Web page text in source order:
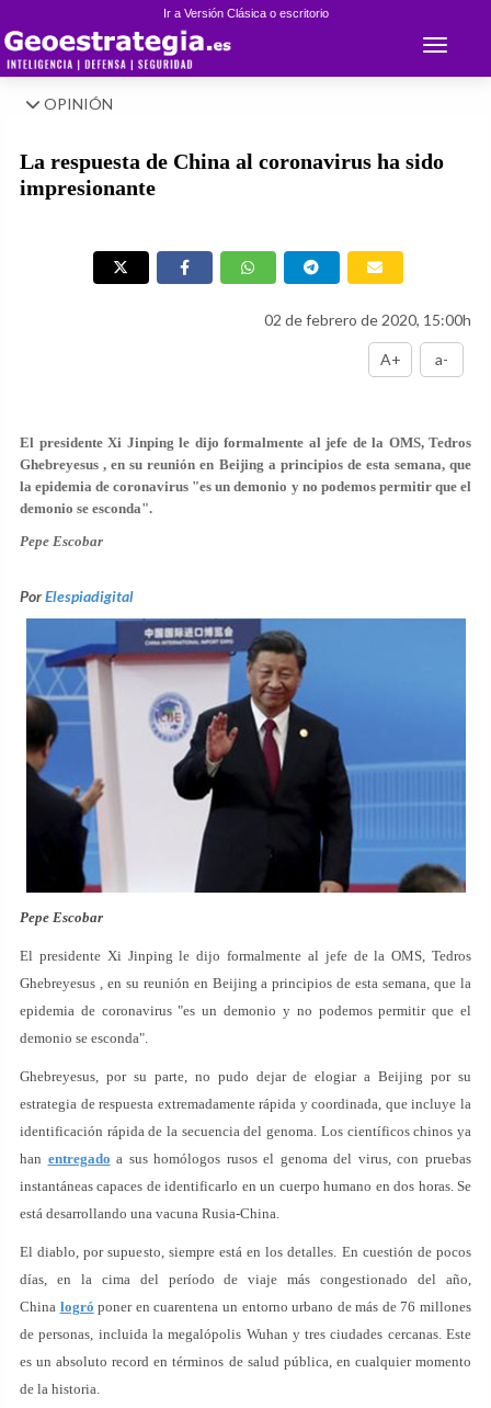
Ir a Versión Clásica o escritorio
Toggle
OPINIÓN
La respuesta de China al coronavirus ha sido
impresionante
02 de febrero de 2020, 15:00h
A+ a-
El presidente Xi Jinping le dijo formalmente al jefe de la OMS, Tedros
Ghebreyesus , en su reunión en Beijing a principios de esta semana, que
la epidemia de coronavirus "es un demonio y no podemos permitir que el
demonio se esconda".
Pepe Escobar
PorElespiadigital
Pepe Escobar
El presidente Xi Jinping le dijo formalmente al jefe de la OMS, Tedros
Ghebreyesus , en su reunión en Beijing a principios de esta semana, que la
epidemia de coronavirus "es un demonio y no podemos permitir que el
demonio se esconda".
Ghebreyesus, por su parte, no pudo dejar de elogiar a Beijing por su
estrategia de respuesta extremadamente rápida y coordinada, que incluye la
identificación rápida de la secuencia del genoma. Los científicos chinos ya
han entregado a sus homólogos rusos el genoma del virus, con pruebas
instantáneas capaces de identificarlo en un cuerpo humano en dos horas. Se
está desarrollando una vacuna Rusia-China.
El diablo, por supuesto, siempre está en los detalles. En cuestión de pocos
días, en la cima del período de viaje más congestionado del año,
China logró poner en cuarentena un entorno urbano de más de 76 millones
de personas, incluida la megalópolis Wuhan y tres ciudades cercanas. Este
es un absoluto record en términos de salud pública, en cualquier momento
de la historia.